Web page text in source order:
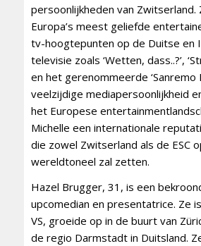
persoonlijkheden van Zwitserland.
Europa’s meest geliefde
tv-hoogtepunten op de Duitse en
televisie zoals ‘Wetten, dass..?’,
en het gerenommeerde ‘Sanremo
veelzijdige mediapersoonlijkheid
het Europese
Michelle een internationale
die zowel Zwitserland als de ESC
wereldtoneel zal zetten.
Hazel Brugger, 31, is een
upcomedian en presentatrice. Ze
VS, groeide op in de buurt van
de regio Darmstadt in Duitsland.